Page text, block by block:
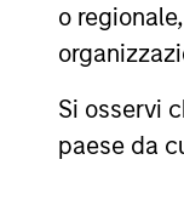
o
Si osservi
paese da
viene calcolato
ponendo
successivo
mesi di
anni/20% del
tale periodo, in